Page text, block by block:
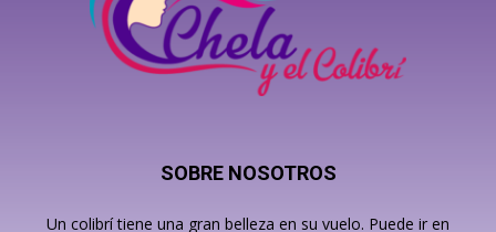
SOBRE NOSOTROS
Un colibrí tiene una gran belleza en su vuelo. Puede ir en